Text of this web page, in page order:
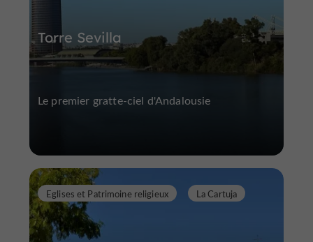
Torre Sevilla
Le premier gratte-ciel d'Andalousie
Eglises et Patrimoine religieux La Cartuja